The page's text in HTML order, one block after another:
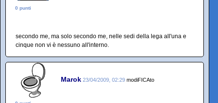
0 punti
secondo me, ma solo secondo me, nelle sedi della lega all'una e
cinque non vi è nessuno all'interno.
Marok 23/04/2009, 02:29 modiFICAto